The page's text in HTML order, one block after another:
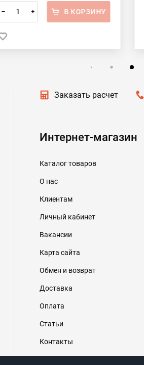
– + В КОРЗИНУ
Заказать расчет
Интернет-магазин
Каталог товаров
О нас
Клиентам
Личный кабинет
Вакансии
Карта сайта
Обмен и возврат
Доставка
Оплата
Статьи
Контакты